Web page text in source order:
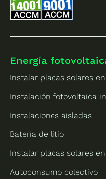
Energía
Instalar placas solares
Instalación fotovoltaica
Instalaciones aisladas
Batería de litio
Instalar placas solares
Autoconsumo colectivo